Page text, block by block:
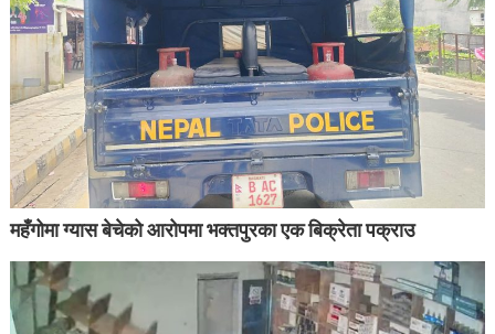
महँगोमा ग्यास बेचेको आरोपमा भक्तपुरका एक बिक्रेता पक्राउ